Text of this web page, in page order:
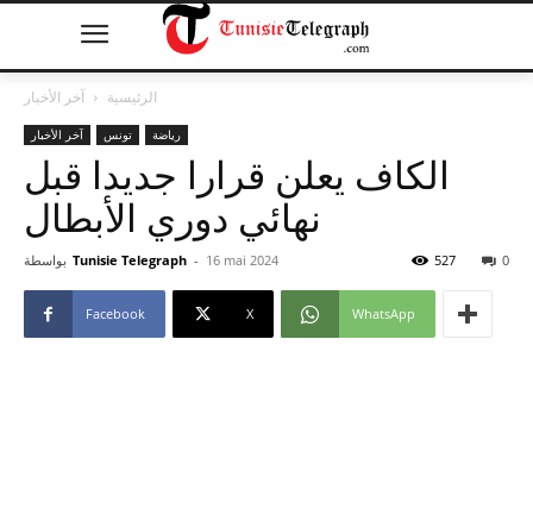
الرئيسية آخر الأخبار
آخر الأخبار تونس رياضة
الكاف يعلن قرارا جديدا قبل
نهائي دوري الأبطال
بواسطة Tunisie Telegraph - 16 mai 2024 0
527
Facebook X WhatsApp